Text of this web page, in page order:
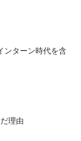
ンターン時代を含
理由